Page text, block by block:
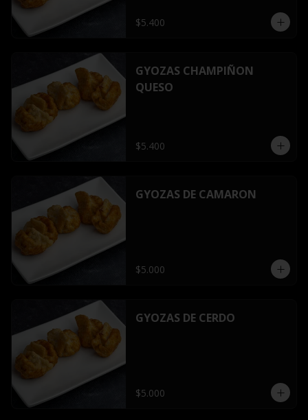
$5.400
GYOZAS CHAMPIÑON
QUESO
$5.400
GYOZAS DE CAMARON
$5.000
GYOZAS DE CERDO
$5.000